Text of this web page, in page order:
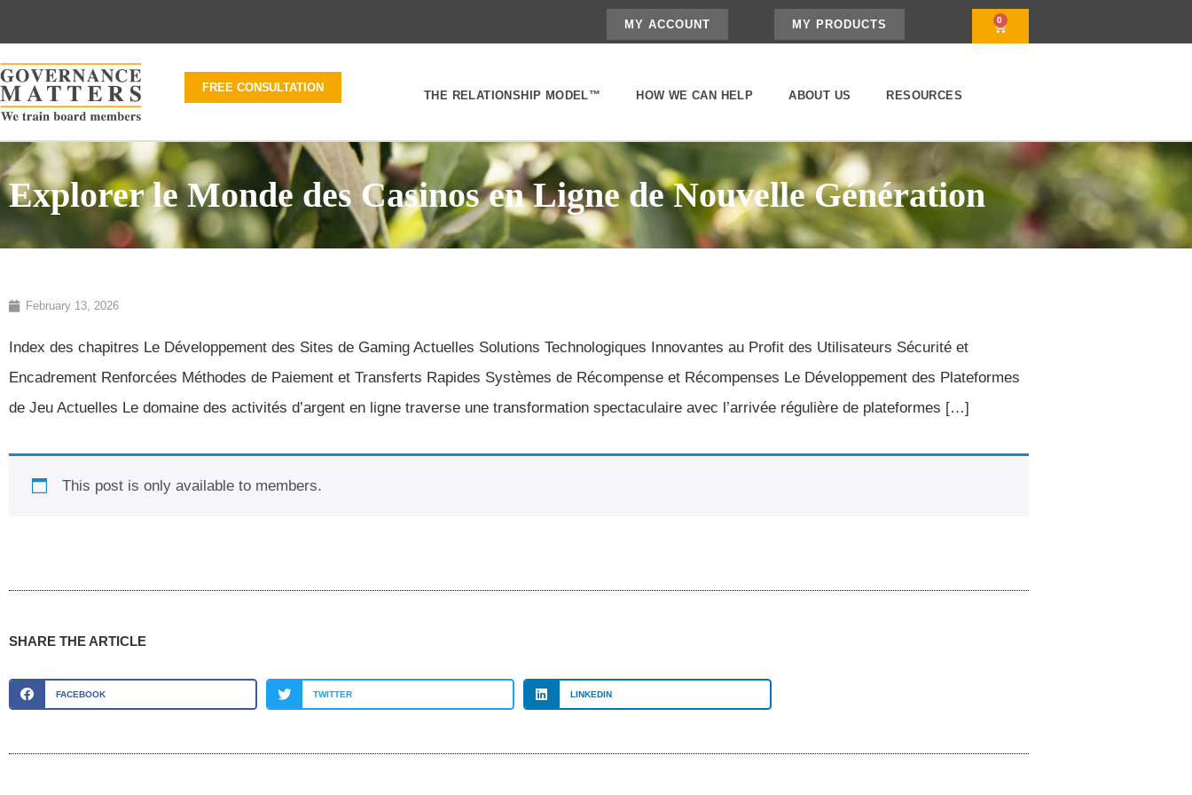
MY ACCOUNT MY PRODUCTS 0
FREE CONSULTATION
THE RELATIONSHIP MODEL™ HOW WE CAN HELP ABOUT US RESOURCES
Explorer le Monde des Casinos en Ligne de Nouvelle Génération
February 13, 2026
Index des chapitres Le Développement des Sites de Gaming Actuelles Solutions Technologiques Innovantes au Profit des Utilisateurs Sécurité et
Encadrement Renforcées Méthodes de Paiement et Transferts Rapides Systèmes de Récompense et Récompenses Le Développement des Plateformes
de Jeu Actuelles Le domaine des activités d’argent en ligne traverse une transformation spectaculaire avec l’arrivée régulière de plateformes […]
This post is only available to members.
SHARE THE ARTICLE
FACEBOOK TWITTER LINKEDIN